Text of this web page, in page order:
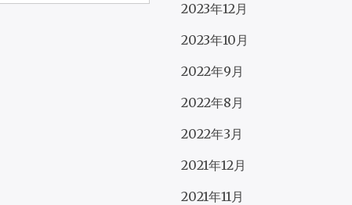
ゲ
2023年12月
2023年10月
2022年9月
2022年8月
2022年3月
2021年12月
2021年11月